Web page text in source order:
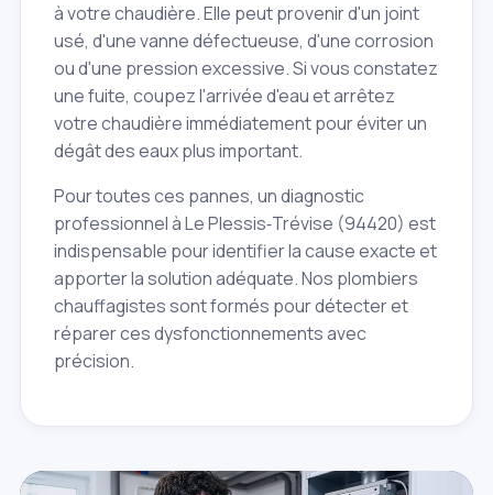
à votre chaudière. Elle peut provenir d'un joint
usé, d'une vanne défectueuse, d'une corrosion
ou d'une pression excessive. Si vous constatez
une fuite, coupez l'arrivée d'eau et arrêtez
votre chaudière immédiatement pour éviter un
dégât des eaux plus important.
Pour toutes ces pannes, un diagnostic
professionnel à Le Plessis‑Trévise (94420) est
indispensable pour identifier la cause exacte et
apporter la solution adéquate. Nos plombiers
chauffagistes sont formés pour détecter et
réparer ces dysfonctionnements avec
précision.